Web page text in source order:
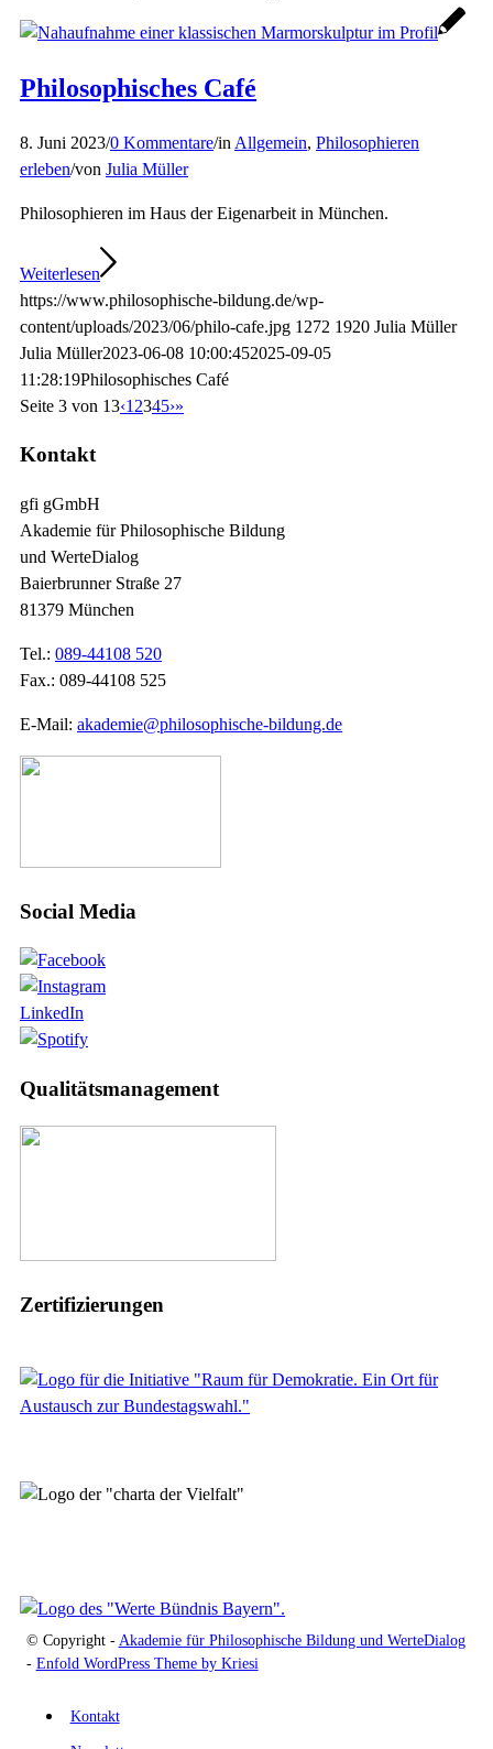
Philosophisches Café
8. Juni 2023/0 Kommentare/in Allgemein, Philosophieren
erleben/von Julia Müller
Philosophieren im Haus der Eigenarbeit in München.
Weiterlesen
https://www.philosophische-bildung.de/wp-
content/uploads/2023/06/philo-cafe.jpg 1272 1920 Julia Müller
Julia Müller2023-06-08 10:00:452025-09-05
11:28:19Philosophisches Café
Seite 3 von 13‹1 2345›»
Kontakt
gfi gGmbH
Akademie für Philosophische Bildung
und WerteDialog
Baierbrunner Straße 27
81379 München
Tel.: 089-44108 520
Fax.: 089-44108 525
E-Mail: akademie@philosophische-bildung.de
Social Media
LinkedIn
Qualitätsmanagement
Zertifizierungen
© Copyright - Akademie für Philosophische Bildung und WerteDialog
- Enfold WordPress Theme by Kriesi
Kontakt